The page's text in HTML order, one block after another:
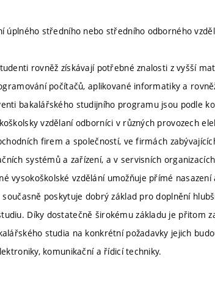
úplného středního nebo středního odborného
rovněž získávají potřebné znalosti z vyšší
počítačů, aplikované informatiky a
bakalářského studijního programu jsou podle
vzdělaní odborníci v různých provozech
firem a společností, ve firmách
systémů a zařízení, a v servisních
vysokoškolské vzdělání umožňuje přímé
poskytuje dobrý základ pro doplnění
Díky dostatečně širokému základu je přitom
studia na konkrétní požadavky jejich
komunikační a řídicí techniky.